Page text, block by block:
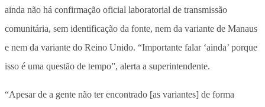
ainda não há confirmação oficial laboratorial de transmissão
comunitária, sem identificação da fonte, nem da variante de Manaus
e nem da variante do Reino Unido. “Importante falar ‘ainda’ porque
isso é uma questão de tempo”, alerta a superintendente.
“Apesar de a gente não ter encontrado [as variantes] de forma